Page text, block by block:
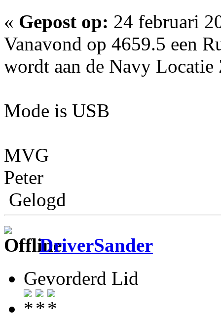
« Gepost op: 24 februari
Vanavond op 4659.5 een
wordt aan de Navy Locatie
Mode is USB
MVG
Peter
Gelogd
DriverSander
Gevorderd Lid